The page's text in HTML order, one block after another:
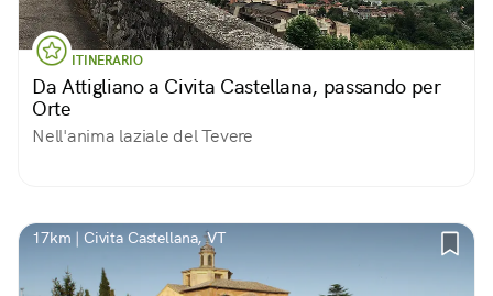
ITINERARIO
Da Attigliano a Civita Castellana, passando per
Orte
Nell'anima laziale del Tevere
17km | Civita Castellana, VT